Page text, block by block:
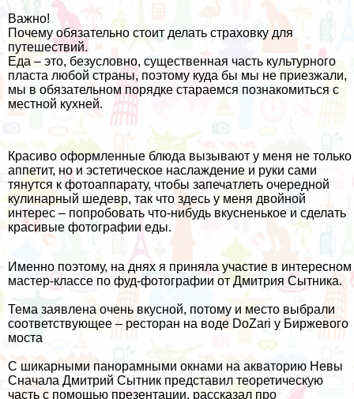
Важно!
Почему обязательно стоит делать страховку для
путешествий.
Еда – это, безусловно, существенная часть культурного
пласта любой страны, поэтому куда бы мы не приезжали,
мы в обязательном порядке стараемся познакомиться с
местной кухней.
Красиво оформленные блюда вызывают у меня не только
аппетит, но и эстетическое наслаждение и руки сами
тянутся к фотоаппарату, чтобы запечатлеть очередной
кулинарный шедевр, так что здесь у меня двойной
интерес – попробовать что-нибудь вкусненькое и сделать
красивые фотографии еды.
Именно поэтому, на днях я приняла участие в интересном
мастер-классе по фуд-фотографии от Дмитрия Сытника.
Тема заявлена очень вкусной, потому и место выбрали
соответствующее – ресторан на воде DoZari у Биржевого
моста
С шикарными панорамными окнами на акваторию Невы
Сначала Дмитрий Сытник представил теоретическую
часть с помощью презентации, рассказал про